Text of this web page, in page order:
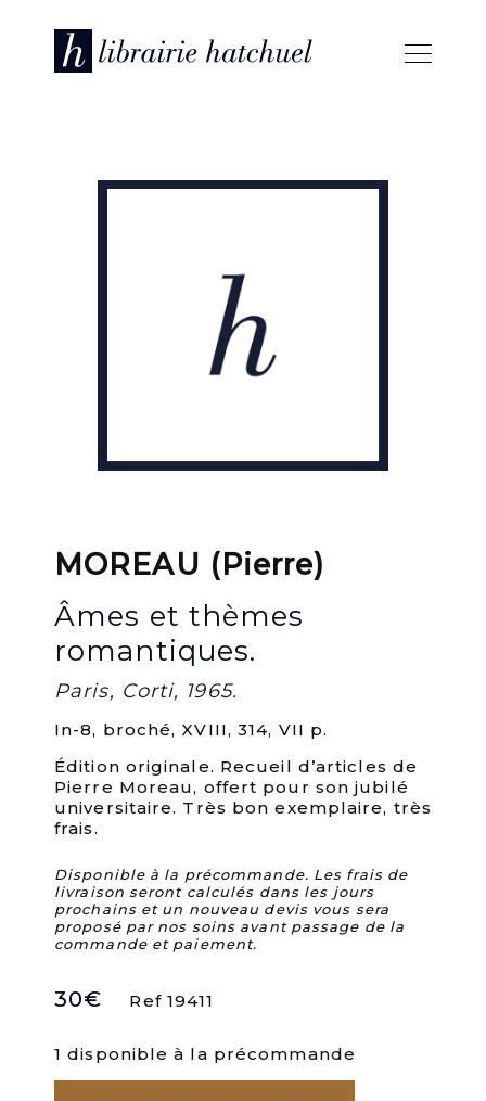
MOREAU (Pierre)
Âmes et thèmes
romantiques.
Paris, Corti, 1965.
In-8, broché, XVIII, 314, VII p.
Édition originale. Recueil d’articles de
Pierre Moreau, offert pour son jubilé
universitaire. Très bon exemplaire, très
frais.
Disponible à la précommande. Les frais de
livraison seront calculés dans les jours
prochains et un nouveau devis vous sera
proposé par nos soins avant passage de la
commande et paiement.
30€ Ref 19411
1 disponible à la précommande